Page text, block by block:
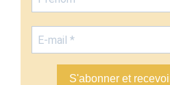
S'abonner et